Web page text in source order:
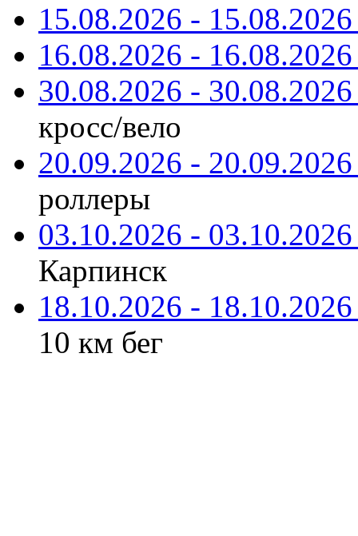
15.08.2026 -
16.08.2026 -
30.08.2026 -
кросс/вело
20.09.2026 -
роллеры
03.10.2026 -
Карпинск
18.10.2026 -
10 км бег